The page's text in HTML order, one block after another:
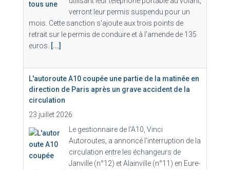
verront leur permis suspendu pour un
mois. Cette sanction s'ajoute aux trois points de
retrait sur le permis de conduire et à l'amende de 135
euros.
[...]
L'autoroute A10 coupée une partie de la matinée en
direction de Paris après un grave accident de la
circulation
23 juillet 2026
Le gestionnaire de l'A10, Vinci
Autoroutes, a annoncé l'interruption de la
circulation entre les échangeurs de
Janville (n°12) et Alainville (n°11) en Eure-